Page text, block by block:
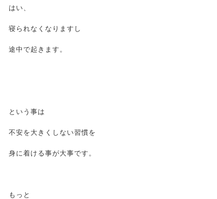
はい、
寝られなくなりますし
途中で起きます。
という事は
不安を大きくしない習慣を
身に着ける事が大事です。
もっと